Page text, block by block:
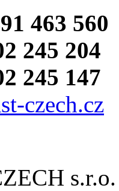
463 560
245 204
245 147
czech.cz